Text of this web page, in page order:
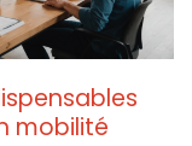
mobilité